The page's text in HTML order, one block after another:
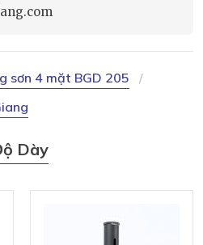
sơn 4 mặt BGD 205
Dày